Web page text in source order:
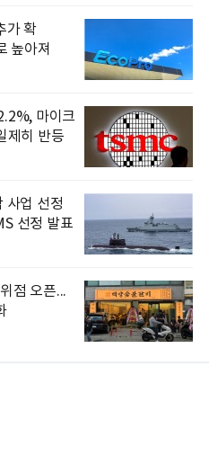
가 확
높아져
마이크
제히 반등
사업 선정
선정 발표
점 오픈...